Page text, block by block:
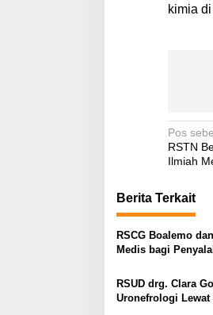
kimia
N
a
i
g
a
i
Pos
RSTN
Ilmiah
Berita Terkait
RSCG Boalemo
Medis bagi
RSUD drg. Clara
Uronefrologi